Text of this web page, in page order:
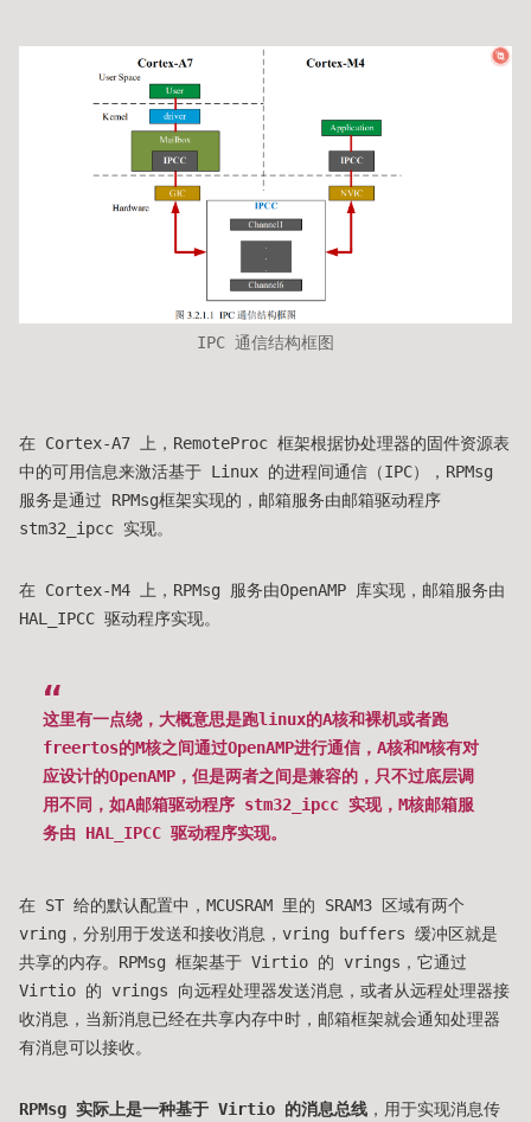
IPC 通信结构框图
在 Cortex-A7 上，RemoteProc 框架根据协处理器的固件资源表
中的可用信息来激活基于 Linux 的进程间通信（IPC），RPMsg
服务是通过 RPMsg框架实现的，邮箱服务由邮箱驱动程序
stm32_ipcc 实现。
在 Cortex-M4 上，RPMsg 服务由OpenAMP 库实现，邮箱服务由
HAL_IPCC 驱动程序实现。
这里有一点绕，大概意思是跑linux的A核和裸机或者跑
freertos的M核之间通过OpenAMP进行通信，A核和M核有对
应设计的OpenAMP，但是两者之间是兼容的，只不过底层调
用不同，如A邮箱驱动程序 stm32_ipcc 实现，M核邮箱服
务由 HAL_IPCC 驱动程序实现。
在 ST 给的默认配置中，MCUSRAM 里的 SRAM3 区域有两个
vring，分别用于发送和接收消息，vring buffers 缓冲区就是
共享的内存。RPMsg 框架基于 Virtio 的 vrings，它通过
Virtio 的 vrings 向远程处理器发送消息，或者从远程处理器接
收消息，当新消息已经在共享内存中时，邮箱框架就会通知处理器
有消息可以接收。
RPMsg 实际上是一种基于 Virtio 的消息总线 ，用于实现消息传